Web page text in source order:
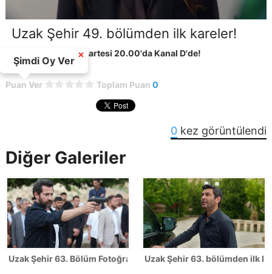
Uzak Şehir 49. bölümden ilk kareler!
Uzak Şehir her pazartesi 20.00'da Kanal D'de!
Puan Ver Toplam Puan 0
0 kez görüntülendi
Diğer Galeriler
Uzak Şehir 63. Bölüm Fotoğrafları - SEZON FİNALİ
Uzak Şehir 63. bölümden ilk
Şimdi Oy Ver
×